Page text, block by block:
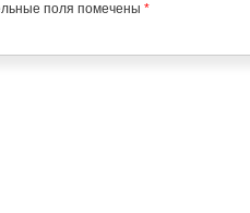
поля помечены *